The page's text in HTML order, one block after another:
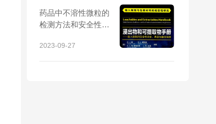
药品中不溶性微粒的
检测方法和安全性评
2023-09-27